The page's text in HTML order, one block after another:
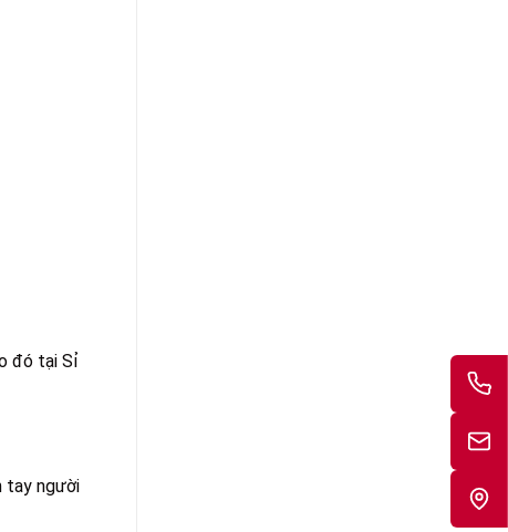
đó tại Sỉ
tay người